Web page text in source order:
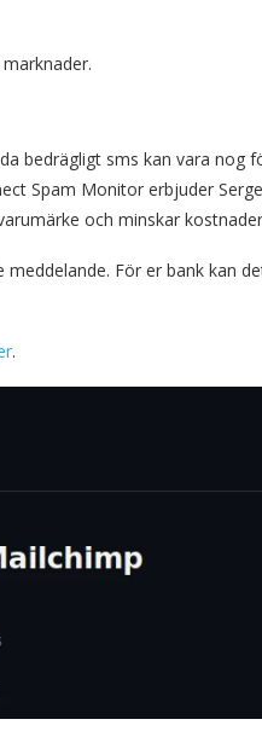
bedrägligt sms kan vara nog
Spam Monitor erbjuder
och minskar
För er bank kan
.